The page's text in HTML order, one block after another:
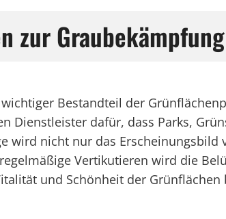
zur
Bestandteil der
Dienstleister dafür, dass Parks,
wird nicht nur das
Vertikutieren wird die
und Schönheit der